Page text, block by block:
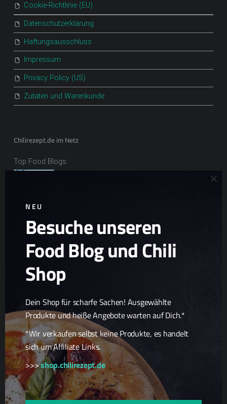
Cookie-Richtlinie (EU)
Datenschutzerklärung
Haftungsausschluss
Impressum
Privacy Policy (US)
Zutaten und Warenkunde
Chilirezept.de im Netz
Top Food Blogs
Chili Samen
Scharfe Snacks
Scharfe Spezialitäten
NEU
Besuche unseren
Food Blog und Chili
Shop
Dein Shop für scharfe Sachen! Ausgewählte
Produkte und heiße Angebote warten auf Dich.*
*Wir verkaufen selbst keine Produkte, es handelt
sich um Affiliate Links.
>>>shop.chilirezept.de